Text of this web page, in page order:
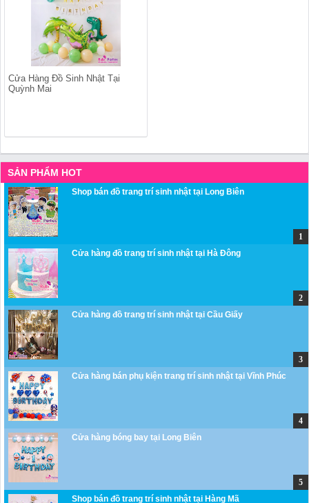
Cửa Hàng Đồ Sinh Nhật Tại
Quỳnh Mai
SẢN PHẨM HOT
Shop bán đồ trang trí sinh nhật tại Long Biên
Cửa hàng đồ trang trí sinh nhật tại Hà Đông
Cửa hàng đồ trang trí sinh nhật tại Cầu Giấy
Cửa hàng bán phụ kiện trang trí sinh nhật tại Vĩnh Phúc
Cửa hàng bóng bay tại Long Biên
Shop bán đồ trang trí sinh nhật tại Hàng Mã